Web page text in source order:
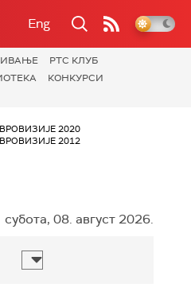
Eng
РТС КЛУБ
КОНКУРСИ
2020
2012
субота, 08. август 2026.